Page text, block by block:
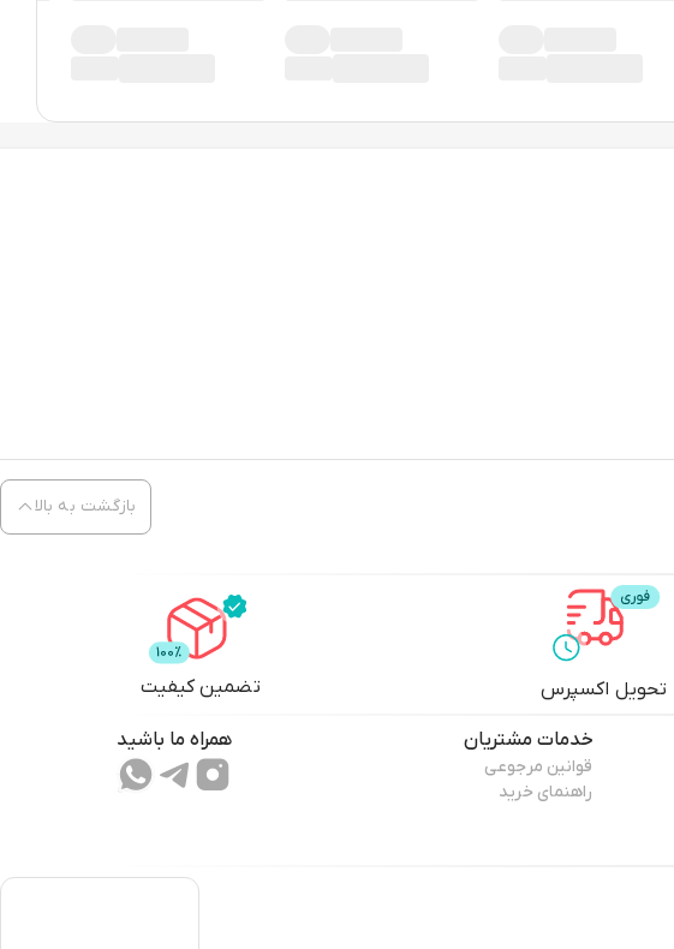
بازگشت به بالا
تحویل اکسپرس تضمین کیفیت
خدمات مشتریان
قوانین مرجوعی
راهنمای خرید
همراه ما باشید